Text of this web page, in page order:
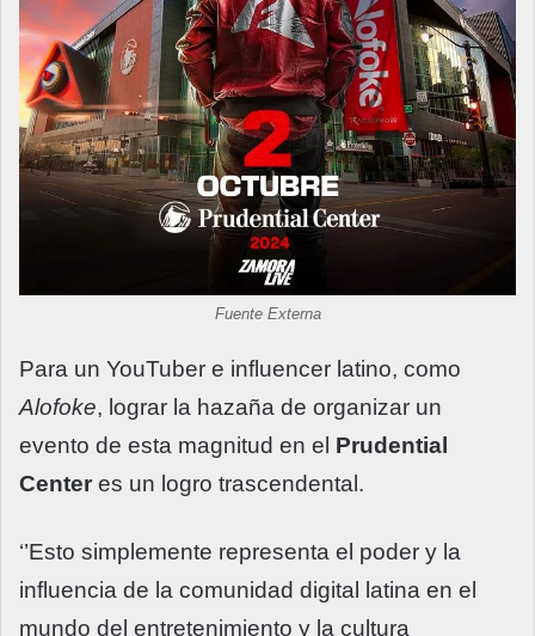
Fuente Externa
Para un YouTuber e influencer latino, como
Alofoke, lograr la hazaña de organizar un
evento de esta magnitud en el Prudential
Center es un logro trascendental.
‘’Esto simplemente representa el poder y la
influencia de la comunidad digital latina en el
mundo del entretenimiento y la cultura